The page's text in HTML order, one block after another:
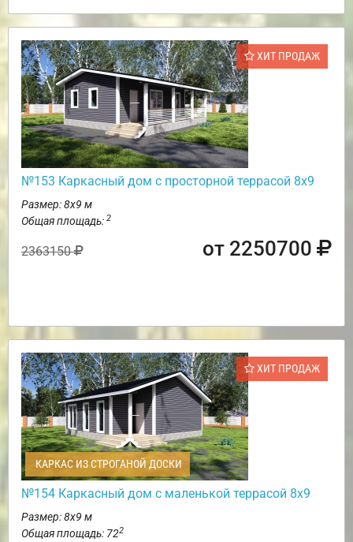
ХИТ ПРОДАЖ
№153 Каркасный дом с просторной террасой 8х9
Размер: 8х9 м
Общая площадь: 2
2363150 от 2250700
ХИТ ПРОДАЖ
КАРКАС ИЗ СТРОГАНОЙ ДОСКИ
№154 Каркасный дом с маленькой террасой 8х9
Размер: 8х9 м
Общая площадь: 722